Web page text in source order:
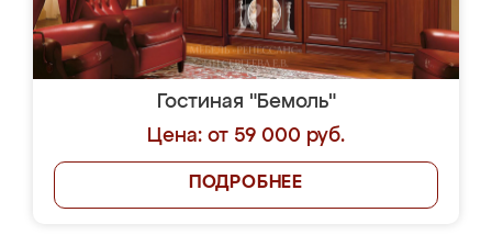
Гостиная "Бемоль"
Цена: от 59 000 руб.
ПОДРОБНЕЕ